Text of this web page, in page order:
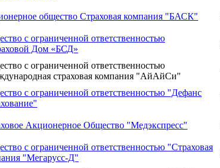
общество Страховая компания "БАСК"
с ограниченной ответственностью
Дом «БСД»
с ограниченной ответственностью
страховая компания "АйАйСи"
с ограниченной ответственностью "Дефанс
Акционерное Общество "Медэкспресс"
с ограниченной ответственностью "Страховая
"Мегарусс-Д"